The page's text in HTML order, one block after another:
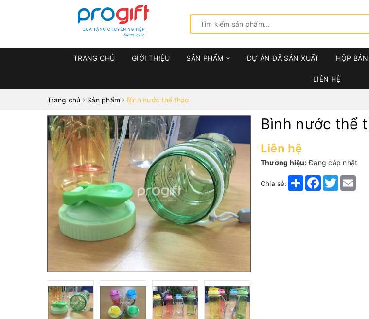
TRANG CHỦ GIỚI THIỆU SẢN PHẨM DỰ ÁN ĐÃ SẢN XUẤT HỘP
LIÊN HỆ
Trang chủ Sản phẩm Bình nước thể thao
Bình nước thể
Liên hệ
Thương hiệu: Đang cập nhật
Chia sẻ: ShareFacebook
TwitterEmail